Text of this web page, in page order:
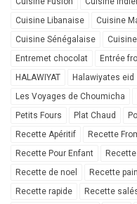
Cuisine Libanaise
Cuisine
Cuisine Sénégalaise
Entremet chocolat
Entrée
HALAWIYAT
Halawiyates eid
Les Voyages de Choumicha
Petits Fours
Plat Chaud
Recette Apéritif
Recette
Recette Pour Enfant
Recette
Recette de noel
Recette
Recette rapide
Recette